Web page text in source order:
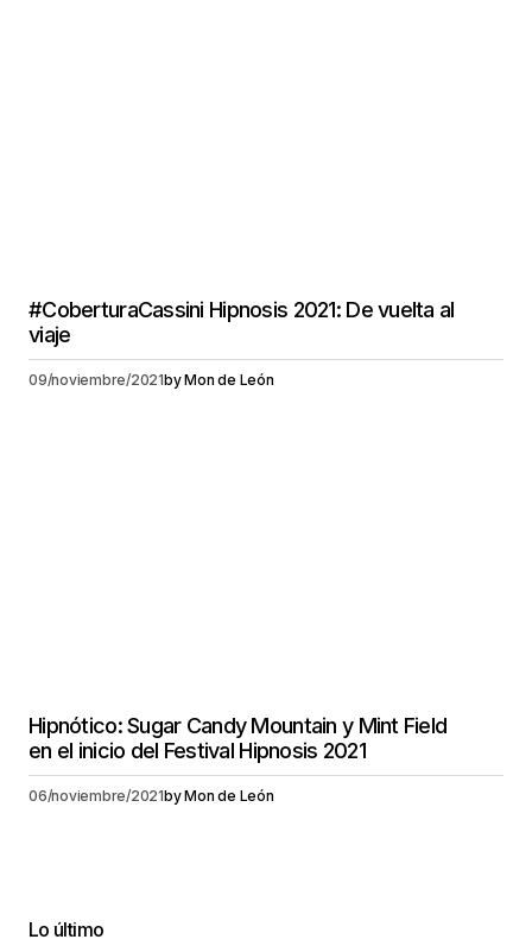
#CoberturaCassini Hipnosis 2021: De vuelta al
viaje
09/noviembre/2021byMon de León
Hipnótico: Sugar Candy Mountain y Mint Field
en el inicio del Festival Hipnosis 2021
06/noviembre/2021byMon de León
Lo último